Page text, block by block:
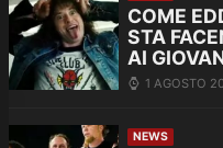
COME
STA
AI
1 AGOSTO
NEWS